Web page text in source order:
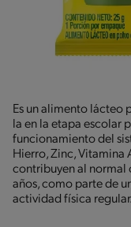
Es un alimento lácteo
la en la etapa escolar
funcionamiento del
Hierro, Zinc, Vitamina
contribuyen al normal
años, como parte de
actividad física regular.